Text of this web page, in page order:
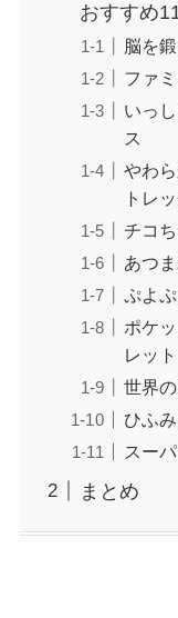
おすすめ
脳を
ファ
いっ
ス
やわ
トレ
チコ
あつ
ぷよ
ポケ
レット
世界
ひふ
スー
まとめ